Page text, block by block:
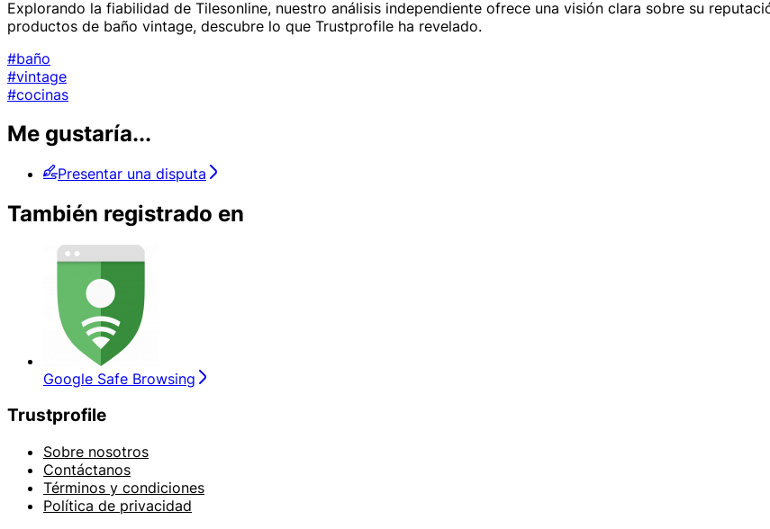
Explorando la fiabilidad de Tilesonline, nuestro análisis independiente ofrece una visión clara sobre su
productos de baño vintage, descubre lo que Trustprofile ha revelado.
#baño
#vintage
#cocinas
Me gustaría...
Presentar una disputa
También registrado en
Google Safe Browsing
Trustprofile
Sobre nosotros
Contáctanos
Términos y condiciones
Política de privacidad